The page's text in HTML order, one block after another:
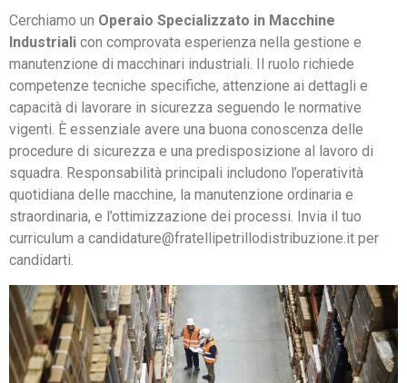
Cerchiamo un Operaio Specializzato in Macchine
Industriali con comprovata esperienza nella gestione e
manutenzione di macchinari industriali. Il ruolo richiede
competenze tecniche specifiche, attenzione ai dettagli e
capacità di lavorare in sicurezza seguendo le normative
vigenti. È essenziale avere una buona conoscenza delle
procedure di sicurezza e una predisposizione al lavoro di
squadra. Responsabilità principali includono l’operatività
quotidiana delle macchine, la manutenzione ordinaria e
straordinaria, e l’ottimizzazione dei processi. Invia il tuo
curriculum a candidature@fratellipetrillodistribuzione.it per
candidarti.